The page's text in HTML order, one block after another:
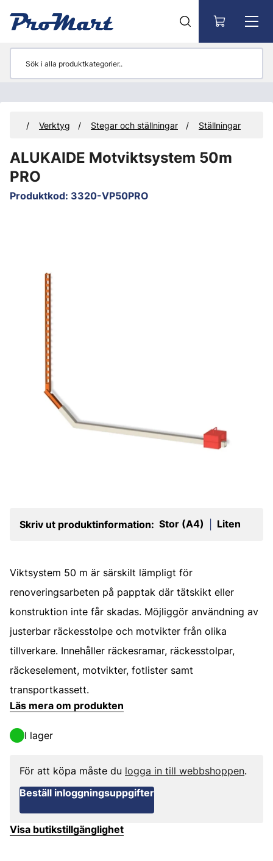
Verktyg Stegar och ställningar Ställningar
ALUKAIDE Motviktsystem 50m
PRO
Produktkod: 3320-VP50PRO
Skriv ut produktinformation: Stor (A4) Liten
Viktsystem 50 m är särskilt lämpligt för
renoveringsarbeten på papptak där tätskikt eller
konstruktion inte får skadas. Möjliggör användning av
justerbar räckesstolpe och motvikter från olika
tillverkare. Innehåller räckesramar, räckesstolpar,
räckeselement, motvikter, fotlister samt
transportkassett.
Läs mera om produkten
I lager
För att köpa måste du logga in till webbshoppen.
Beställ inloggningsuppgifter
Visa butikstillgänglighet